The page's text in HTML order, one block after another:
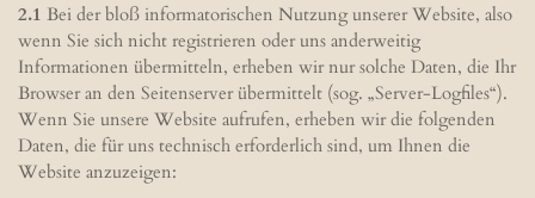
2.1 Bei der bloß informatorischen Nutzung unserer Website, also
wenn Sie sich nicht registrieren oder uns anderweitig
Informationen übermitteln, erheben wir nur solche Daten, die Ihr
Browser an den Seitenserver übermittelt (sog. „Server-Logfiles“).
Wenn Sie unsere Website aufrufen, erheben wir die folgenden
Daten, die für uns technisch erforderlich sind, um Ihnen die
Website anzuzeigen: